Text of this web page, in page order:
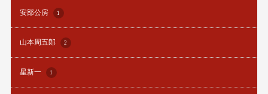
安部公房 1
山本周五郎 2
星新一 1